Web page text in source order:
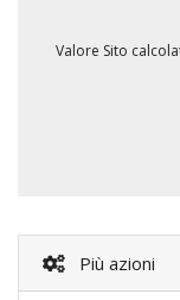
Valore Sito
Più azioni